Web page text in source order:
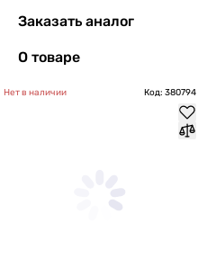
Заказать аналог
О товаре
Нет в наличии Код: 380794